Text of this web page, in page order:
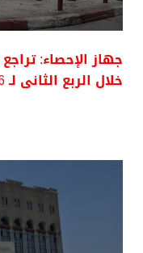
خلال الربع الثانى لـ 2026